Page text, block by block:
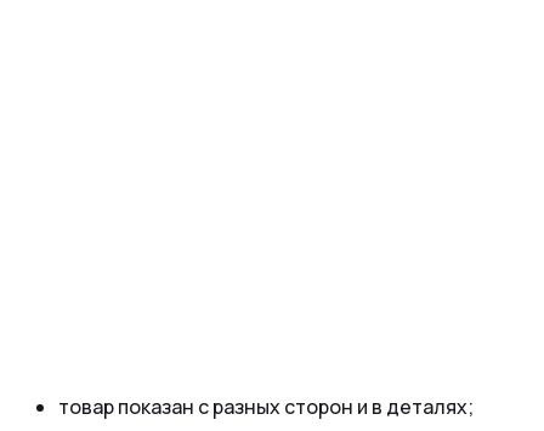
товар показан с разных сторон и в деталях;